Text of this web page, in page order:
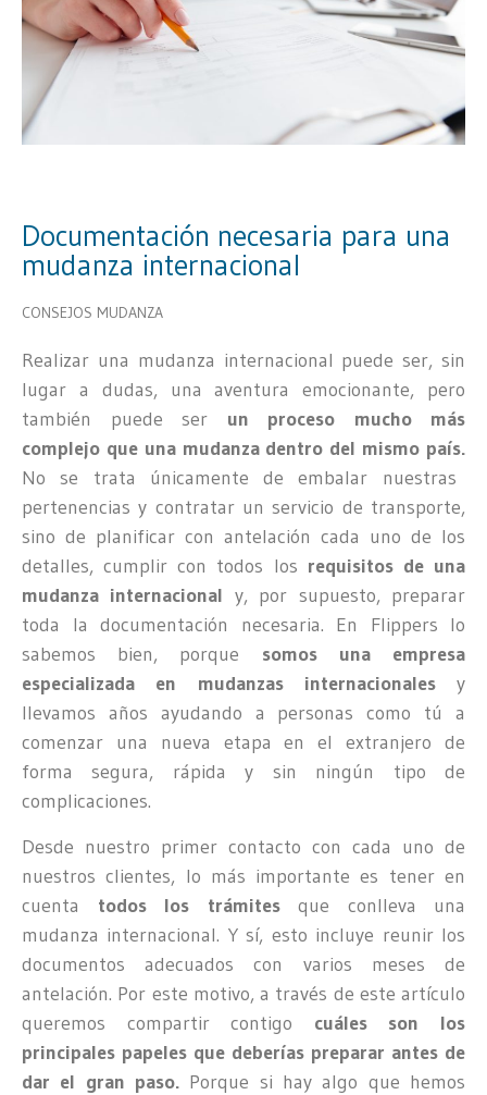
Documentación necesaria para una
mudanza internacional
CONSEJOS MUDANZA
Realizar una mudanza internacional puede ser, sin
lugar a dudas, una aventura emocionante, pero
también puede ser un proceso mucho más
complejo que una mudanza dentro del mismo país.
No se trata únicamente de embalar nuestras
pertenencias y contratar un servicio de transporte,
sino de planificar con antelación cada uno de los
detalles, cumplir con todos los requisitos de una
mudanza internacional y, por supuesto, preparar
toda la documentación necesaria. En Flippers lo
sabemos bien, porque somos una empresa
especializada en mudanzas internacionalesy
llevamos años ayudando a personas como tú a
comenzar una nueva etapa en el extranjero de
forma segura, rápida y sin ningún tipo de
complicaciones.
Desde nuestro primer contacto con cada uno de
nuestros clientes, lo más importante es tener en
cuenta todos los trámitesque conlleva una
mudanza internacional. Y sí, esto incluye reunir los
documentos adecuados con varios meses de
antelación. Por este motivo, a través de este artículo
queremos compartir contigo cuáles son los
principales papeles que deberías preparar antes de
dar el gran paso. Porque si hay algo que hemos